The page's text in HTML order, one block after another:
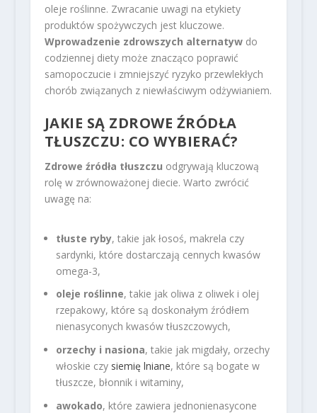
oleje roślinne. Zwracanie uwagi na etykiety
produktów spożywczych jest kluczowe.
Wprowadzenie zdrowszych alternatywdo
codziennej diety może znacząco poprawić
samopoczucie i zmniejszyć ryzyko przewlekłych
chorób związanych z niewłaściwym odżywianiem.
JAKIE SĄ ZDROWE ŹRÓDŁA
TŁUSZCZU: CO WYBIERAĆ?
Zdrowe źródła tłuszczu odgrywają kluczową
rolę w zrównoważonej diecie. Warto zwrócić
uwagę na:
tłuste ryby, takie jak łosoś, makrela czy
sardynki, które dostarczają cennych kwasów
omega-3,
oleje roślinne, takie jak oliwa z oliwek i olej
rzepakowy, które są doskonałym źródłem
nienasyconych kwasów tłuszczowych,
orzechy i nasiona, takie jak migdały, orzechy
włoskie czy siemię lniane, które są bogate w
tłuszcze, błonnik i witaminy,
awokado, które zawiera jednonienasycone